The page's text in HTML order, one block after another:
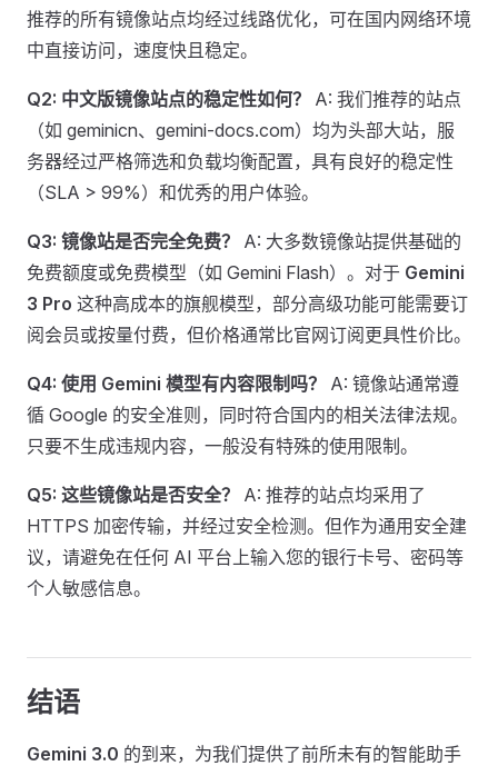
推荐的所有镜像站点均经过线路优化，可在国内网络环境
中直接访问，速度快且稳定。
Q2: 中文版镜像站点的稳定性如何？
A: 我们推荐的站点
（如 geminicn、gemini-docs.com）均为头部大站，服
务器经过严格筛选和负载均衡配置，具有良好的稳定性
（SLA > 99%）和优秀的用户体验。
Q3: 镜像站是否完全免费？
A: 大多数镜像站提供基础的
免费额度或免费模型（如 Gemini Flash）。对于 Gemini
3 Pro 这种高成本的旗舰模型，部分高级功能可能需要订
阅会员或按量付费，但价格通常比官网订阅更具性价比。
Q4: 使用 Gemini 模型有内容限制吗？
A: 镜像站通常遵
循 Google 的安全准则，同时符合国内的相关法律法规。
只要不生成违规内容，一般没有特殊的使用限制。
Q5: 这些镜像站是否安全？
A: 推荐的站点均采用了
HTTPS 加密传输，并经过安全检测。但作为通用安全建
议，请避免在任何 AI 平台上输入您的银行卡号、密码等
个人敏感信息。
结语
Gemini 3.0 的到来，为我们提供了前所未有的智能助手